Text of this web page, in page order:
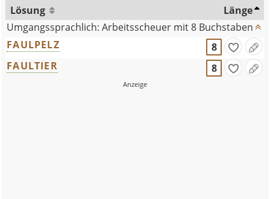
Lösung
Länge
Umgangssprachlich: Arbeitsscheuer mit 8 Buchstaben
FAULPELZ
8
FAULTIER
8